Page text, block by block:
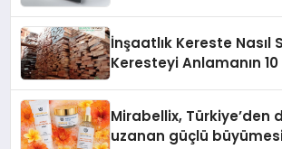
İnşaatlık Kereste Nasıl
Keresteyi Anlamanın 10
Mirabellix, Türkiye’den
uzanan güçlü